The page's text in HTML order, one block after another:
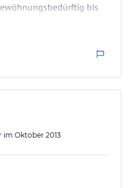
bis
bei der
wurde im Haus ein
bis in unser Zimmer
Frühstück konnten wir
8 Uhr erhalten,
im Oktober 2013